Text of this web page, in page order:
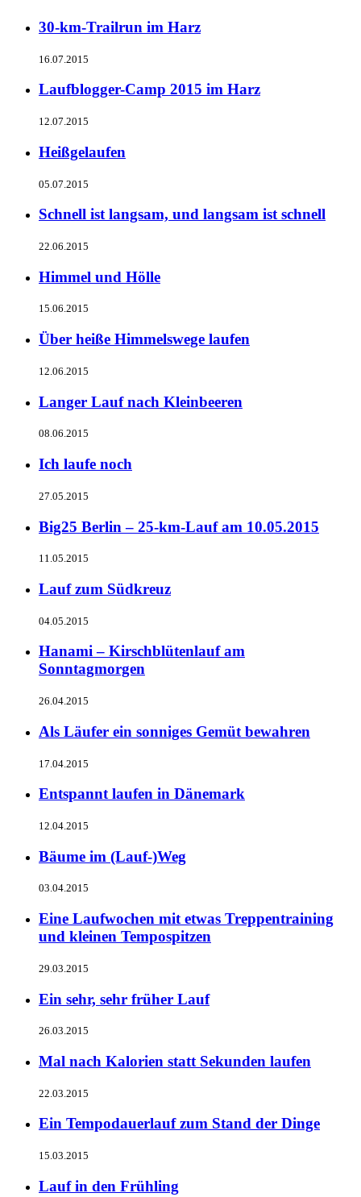
30-km-Trailrun im Harz
16.07.2015
Laufblogger-Camp 2015 im Harz
12.07.2015
Heißgelaufen
05.07.2015
Schnell ist langsam, und langsam ist schnell
22.06.2015
Himmel und Hölle
15.06.2015
Über heiße Himmelswege laufen
12.06.2015
Langer Lauf nach Kleinbeeren
08.06.2015
Ich laufe noch
27.05.2015
Big25 Berlin – 25-km-Lauf am 10.05.2015
11.05.2015
Lauf zum Südkreuz
04.05.2015
Hanami – Kirschblütenlauf am
Sonntagmorgen
26.04.2015
Als Läufer ein sonniges Gemüt bewahren
17.04.2015
Entspannt laufen in Dänemark
12.04.2015
Bäume im (Lauf-)Weg
03.04.2015
Eine Laufwochen mit etwas Treppentraining
und kleinen Tempospitzen
29.03.2015
Ein sehr, sehr früher Lauf
26.03.2015
Mal nach Kalorien statt Sekunden laufen
22.03.2015
Ein Tempodauerlauf zum Stand der Dinge
15.03.2015
Lauf in den Frühling